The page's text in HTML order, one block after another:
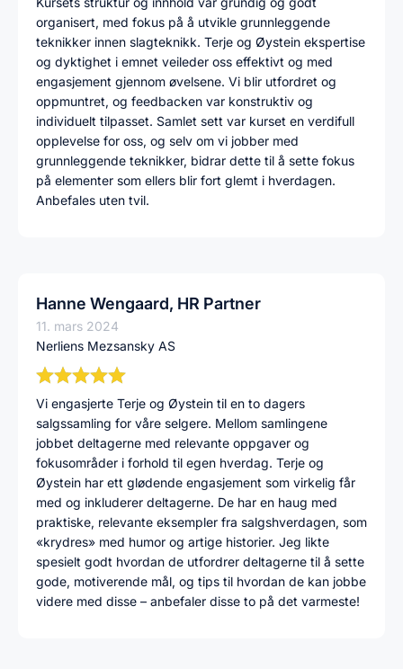
organisert, med fokus på å utvikle grunnleggende
teknikker innen slagteknikk. Terje og Øystein ekspertise
og dyktighet i emnet veileder oss effektivt og med
engasjement gjennom øvelsene. Vi blir utfordret og
oppmuntret, og feedbacken var konstruktiv og
individuelt tilpasset. Samlet sett var kurset en verdifull
opplevelse for oss, og selv om vi jobber med
grunnleggende teknikker, bidrar dette til å sette fokus
på elementer som ellers blir fort glemt i hverdagen.
Anbefales uten tvil.
Hanne Wengaard, HR Partner
11. mars 2024
Nerliens Mezsansky AS
Vi engasjerte Terje og Øystein til en to dagers
salgssamling for våre selgere. Mellom samlingene
jobbet deltagerne med relevante oppgaver og
fokusområder i forhold til egen hverdag. Terje og
Øystein har ett glødende engasjement som virkelig får
med og inkluderer deltagerne. De har en haug med
praktiske, relevante eksempler fra salgshverdagen, som
«krydres» med humor og artige historier. Jeg likte
spesielt godt hvordan de utfordrer deltagerne til å sette
gode, motiverende mål, og tips til hvordan de kan jobbe
videre med disse – anbefaler disse to på det varmeste!